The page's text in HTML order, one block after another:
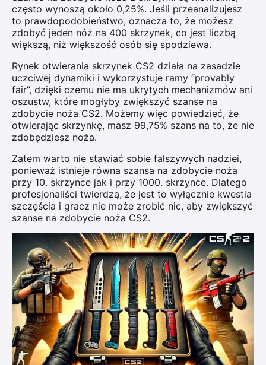
często wynoszą około 0,25%. Jeśli przeanalizujesz
to prawdopodobieństwo, oznacza to, że możesz
zdobyć jeden nóż na 400 skrzynek, co jest liczbą
większą, niż większość osób się spodziewa.
Rynek otwierania skrzynek CS2 działa na zasadzie
uczciwej dynamiki i wykorzystuje ramy “provably
fair”, dzięki czemu nie ma ukrytych mechanizmów ani
oszustw, które mogłyby zwiększyć szanse na
zdobycie noża CS2. Możemy więc powiedzieć, że
otwierając skrzynkę, masz 99,75% szans na to, że nie
zdobędziesz noża.
Zatem warto nie stawiać sobie fałszywych nadziei,
ponieważ istnieje równa szansa na zdobycie noża
przy 10. skrzynce jak i przy 1000. skrzynce. Dlatego
profesjonaliści twierdzą, że jest to wyłącznie kwestia
szczęścia i gracz nie może zrobić nic, aby zwiększyć
szanse na zdobycie noża CS2.